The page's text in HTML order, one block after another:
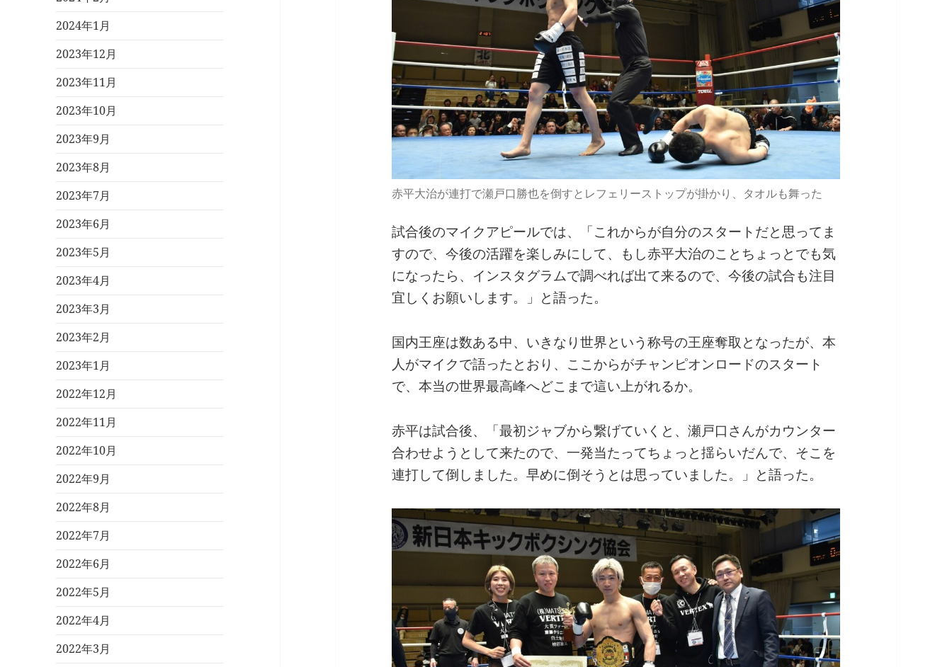
2024年1月
2023年12月
2023年11月
2023年10月
2023年9月
2023年8月
2023年7月
2023年6月
2023年5月
2023年4月
2023年3月
2023年2月
2023年1月
2022年12月
2022年11月
2022年10月
2022年9月
2022年8月
2022年7月
2022年6月
2022年5月
2022年4月
2022年3月
赤平大治が連打で瀬戸口勝也を倒すとレフェリーストップが掛かり、タオルも舞った
試合後のマイクアピールでは、「これからが自分のスタートだと思ってま
すので、今後の活躍を楽しみにして、もし赤平大治のことちょっとでも気
になったら、インスタグラムで調べれば出て来るので、今後の試合も注目
宜しくお願いします。」と語った。
国内王座は数ある中、いきなり世界という称号の王座奪取となったが、本
人がマイクで語ったとおり、ここからがチャンピオンロードのスタート
で、本当の世界最高峰へどこまで這い上がれるか。
赤平は試合後、「最初ジャブから繋げていくと、瀬戸口さんがカウンター
合わせようとして来たので、一発当たってちょっと揺らいだんで、そこを
連打して倒しました。早めに倒そうとは思っていました。」と語った。